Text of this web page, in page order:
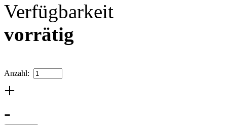
Verfügbarkeit
vorrätig
Anzahl:
+
-